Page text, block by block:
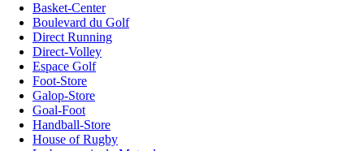
Basket-Center
Boulevard du Golf
Direct Running
Direct-Volley
Espace Golf
Foot-Store
Galop-Store
Goal-Foot
Handball-Store
House of Rugby